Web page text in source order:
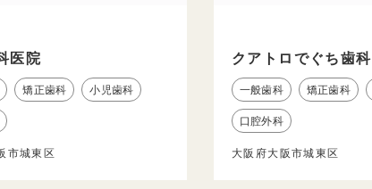
医院
矯正歯科 小児歯科
市城東区
クアトロでぐち歯科
一般歯科 矯正歯科
口腔外科
大阪府大阪市城東区